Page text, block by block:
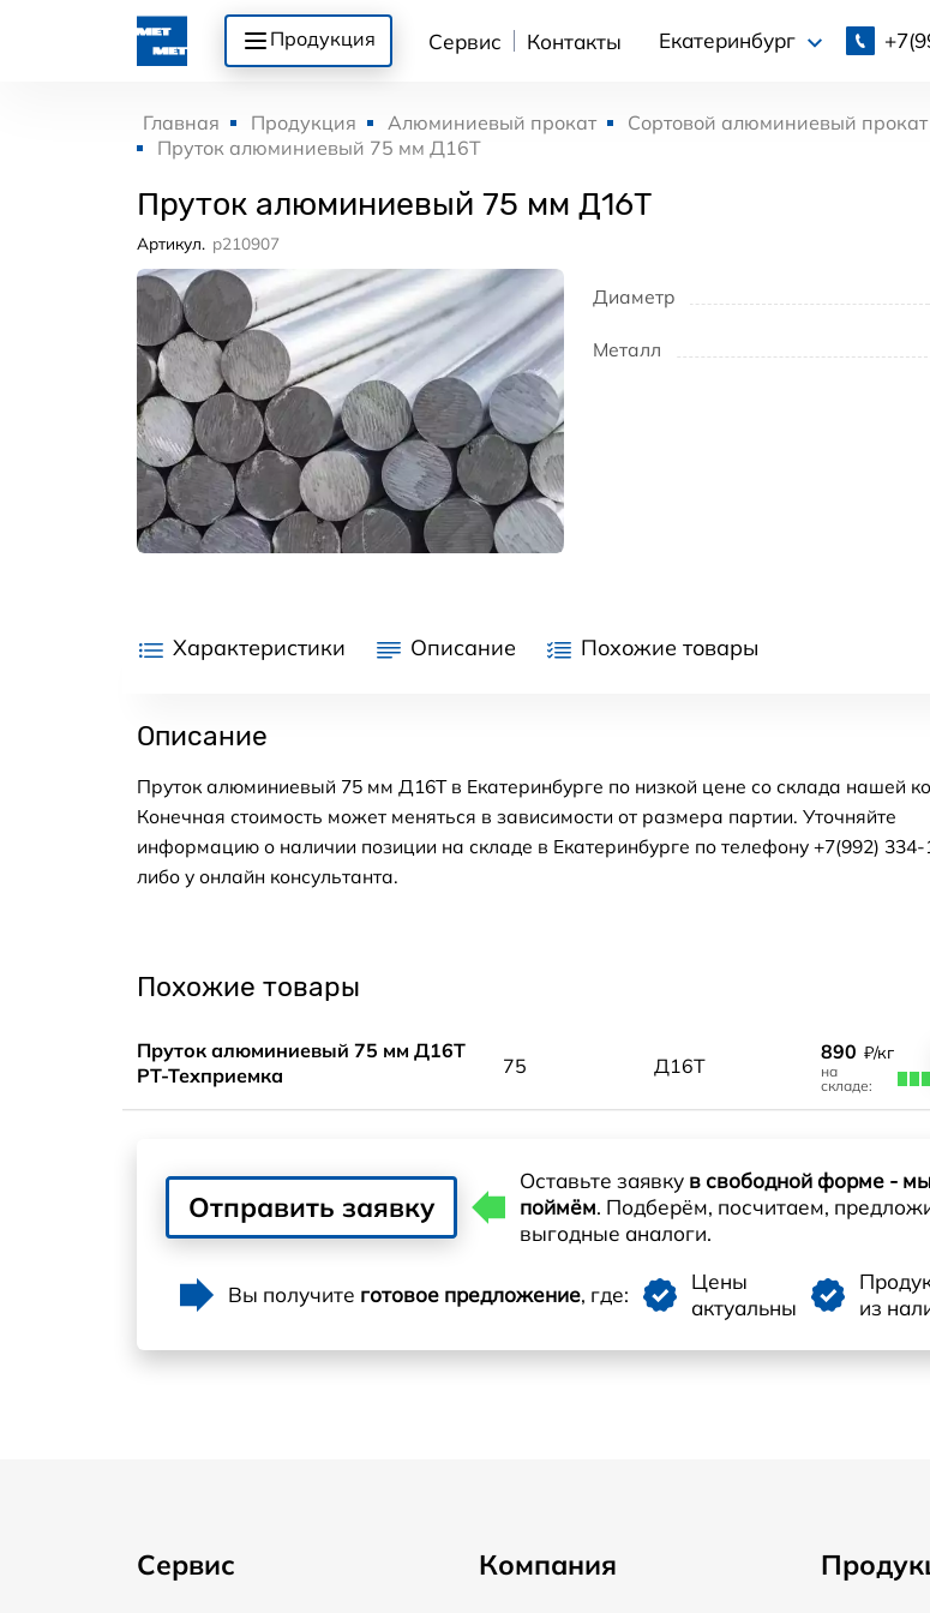
Продукция Сервис Контакты Екатеринбург
Главная Продукция Алюминиевый прокат Сортовой алюминиевый прокат
Пруток алюминиевый 75 мм Д16Т
Пруток алюминиевый 75 мм Д16Т
Артикул. p210907
Диаметр
Металл
Характеристики Описание Похожие товары
Описание
Пруток алюминиевый 75 мм Д16Т в Екатеринбурге по низкой цене со склада нашей
Конечная стоимость может меняться в зависимости от размера партии. Уточняйте
информацию о наличии позиции на складе в Екатеринбурге по телефону +7(992) 334-
либо у онлайн консультанта.
Похожие товары
Пруток алюминиевый 75 мм Д16Т
РТ-Техприемка
75 Д16Т
890 ₽/кг
на
складе:
Отправить заявку
Оставьте заявку в свободной форме -
поймём. Подберём, посчитаем,
выгодные аналоги.
Вы получите готовое предложение, где:
Цены
актуальны
из
Сервис Компания